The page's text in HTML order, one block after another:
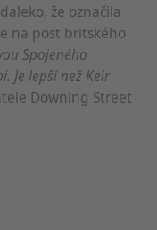
že označila
na post britského
Spojeného
Je lepší než Keir
Downing Street